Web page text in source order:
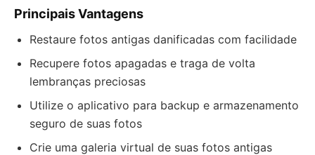
Principais Vantagens
Restaure fotos antigas danificadas com facilidade
Recupere fotos apagadas e traga de volta
lembranças preciosas
Utilize o aplicativo para backup e armazenamento
seguro de suas fotos
Crie uma galeria virtual de suas fotos antigas